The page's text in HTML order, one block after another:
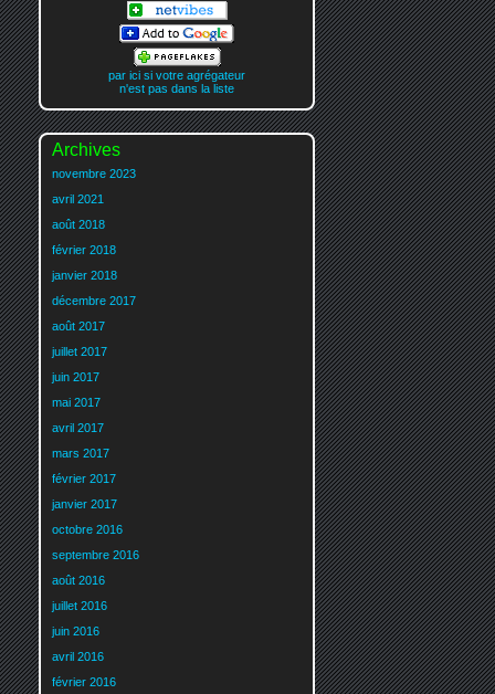
par ici si votre agrégateur
n'est pas dans la liste
Archives
novembre 2023
avril 2021
août 2018
février 2018
janvier 2018
décembre 2017
août 2017
juillet 2017
juin 2017
mai 2017
avril 2017
mars 2017
février 2017
janvier 2017
octobre 2016
septembre 2016
août 2016
juillet 2016
juin 2016
avril 2016
février 2016